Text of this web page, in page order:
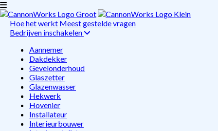
Hoe het werkt Meest gestelde vragen
Bedrijven inschakelen
Aannemer
Dakdekker
Gevelonderhoud
Glaszetter
Glazenwasser
Hekwerk
Hovenier
Installateur
Interieurbouwer